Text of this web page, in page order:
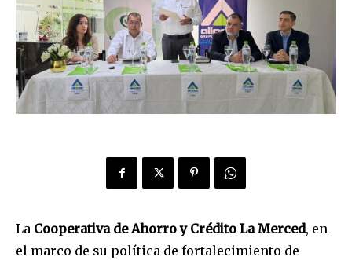
La Cooperativa de Ahorro y Crédito La Merced, en
el marco de su política de fortalecimiento de